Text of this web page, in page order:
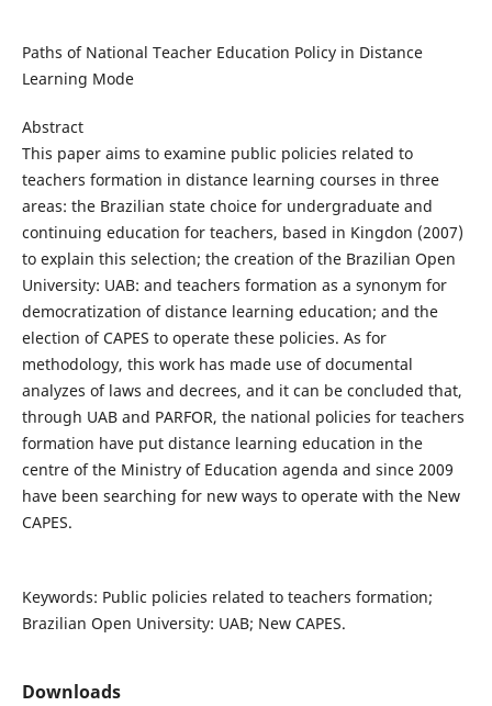
Paths of National Teacher Education Policy in Distance
Learning Mode
Abstract
This paper aims to examine public policies related to
teachers formation in distance learning courses in three
areas: the Brazilian state choice for undergraduate and
continuing education for teachers, based in Kingdon (2007)
to explain this selection; the creation of the Brazilian Open
University: UAB: and teachers formation as a synonym for
democratization of distance learning education; and the
election of CAPES to operate these policies. As for
methodology, this work has made use of documental
analyzes of laws and decrees, and it can be concluded that,
through UAB and PARFOR, the national policies for teachers
formation have put distance learning education in the
centre of the Ministry of Education agenda and since 2009
have been searching for new ways to operate with the New
CAPES.
Keywords: Public policies related to teachers formation;
Brazilian Open University: UAB; New CAPES.
Downloads